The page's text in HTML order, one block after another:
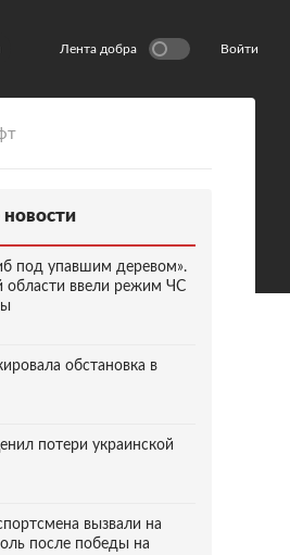
Лента добра Войти
под упавшим деревом».
области ввели режим ЧС
обстановка в
потери украинской
вызвали на
после победы на